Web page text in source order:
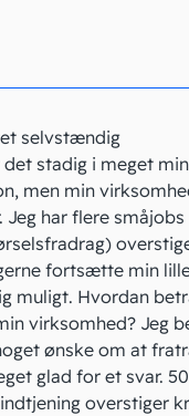
selvstændig
stadig i meget
men min
Jeg har flere
fortsætte min
muligt. Hvordan
virksomhed? Jeg
ønske om at
glad for et svar.
overstiger